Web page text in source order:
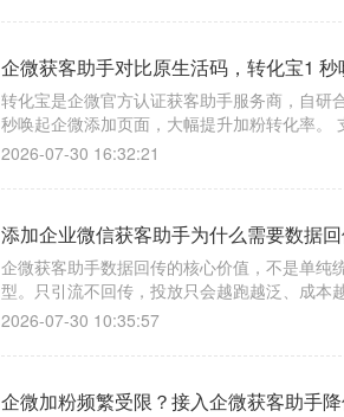
企微获客助手对比原生活码，转化宝1
转化宝是企微官方认证获客助手服务商，自研
秒唤起企微添加页面，大幅提升加粉转化率。
用户开口、流失客户数据实时同步至抖音、百
2026-07-30 16:32:21
添加企业微信获客助手为什么需要数据回
企微获客助手数据回传的核心价值，不是单纯
型。只引流不回传，投放只会越跑越泛、成本
传，才能让每一次曝光、每一笔预算都精准触
2026-07-30 10:35:57
企微加粉频繁受限？接入企微获客助手